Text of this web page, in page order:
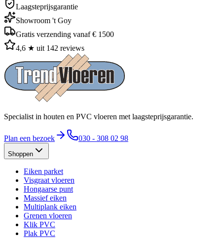
Laagsteprijsgarantie
Showroom 't Goy
Gratis verzending vanaf € 1500
4,6 ★ uit 142 reviews
Specialist in houten en PVC vloeren met laagsteprijsgarantie.
Plan een bezoek 030 - 308 02 98
Shoppen
Eiken parket
Visgraat vloeren
Hongaarse punt
Massief eiken
Multiplank eiken
Grenen vloeren
Klik PVC
Plak PVC